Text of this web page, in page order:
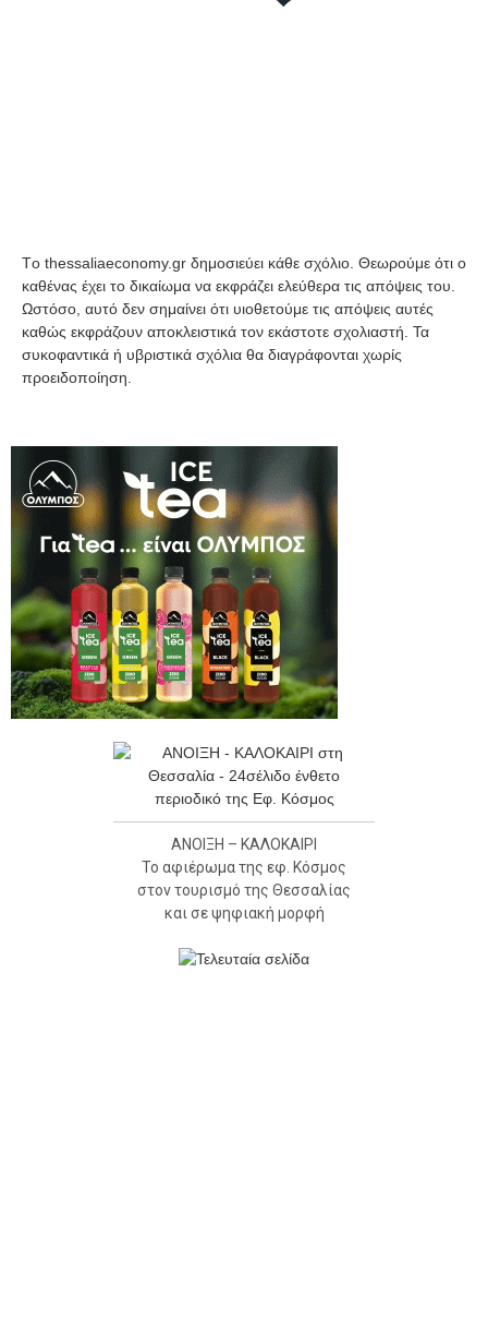
Tο thessaliaeconomy.gr δημοσιεύει κάθε σχόλιο. Θεωρούμε ότι ο
καθένας έχει το δικαίωμα να εκφράζει ελεύθερα τις απόψεις του.
Ωστόσο, αυτό δεν σημαίνει ότι υιοθετούμε τις απόψεις αυτές
καθώς εκφράζουν αποκλειστικά τον εκάστοτε σχολιαστή. Τα
συκοφαντικά ή υβριστικά σχόλια θα διαγράφονται χωρίς
προειδοποίηση.
ΑΝΟΙΞΗ – ΚΑΛΟΚΑΙΡΙ
Το αφιέρωμα της εφ. Κόσμος
στον τουρισμό της Θεσσαλίας
και σε ψηφιακή μορφή